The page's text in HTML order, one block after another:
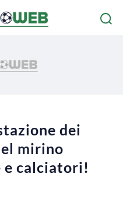
dei
mirino
e calciatori!